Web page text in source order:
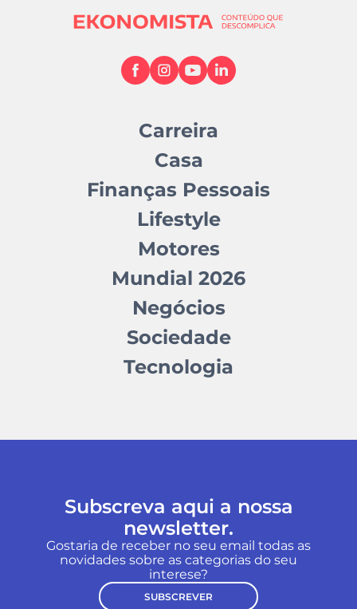
Carreira
Casa
Finanças Pessoais
Lifestyle
Motores
Mundial 2026
Negócios
Sociedade
Tecnologia
Subscreva aqui a nossa
newsletter.
Gostaria de receber no seu email todas as
novidades sobre as categorias do seu
interese?
SUBSCREVER